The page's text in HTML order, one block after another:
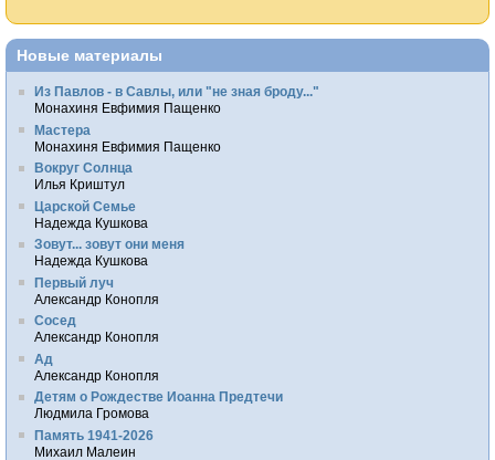
Новые материалы
Из Павлов - в Савлы, или "не зная броду..."
Монахиня Евфимия Пащенко
Мастера
Монахиня Евфимия Пащенко
Вокруг Солнца
Илья Криштул
Царской Семье
Надежда Кушкова
Зовут... зовут они меня
Надежда Кушкова
Первый луч
Александр Конопля
Сосед
Александр Конопля
Ад
Александр Конопля
Детям о Рождестве Иоанна Предтечи
Людмила Громова
Память 1941-2026
Михаил Малеин